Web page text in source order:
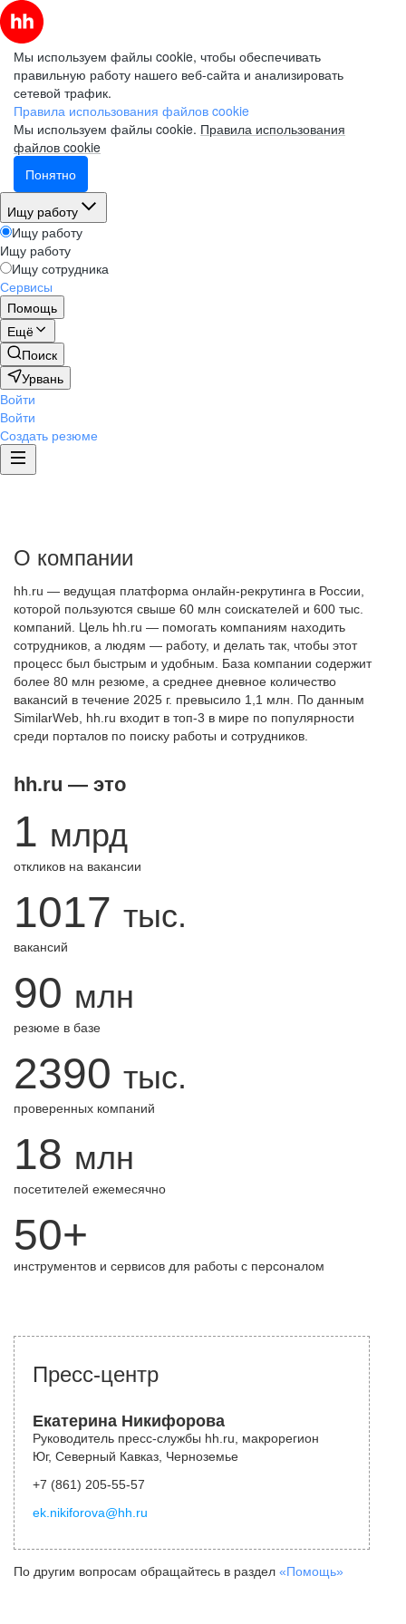
Мы используем файлы cookie, чтобы обеспечивать
правильную работу нашего веб-сайта и анализировать
сетевой трафик.
Правила использования файлов cookie
Мы используем файлы cookie. Правила использования
файлов cookie
Понятно
Ищу работу
Ищу работу
Ищу работу
Ищу сотрудника
Сервисы
Помощь
Ещё
Поиск
Урвань
Войти
Войти
Создать резюме
О компании
hh.ru — ведущая платформа онлайн-рекрутинга в России,
которой пользуются свыше 60 млн соискателей и 600 тыс.
компаний. Цель hh.ru — помогать компаниям находить
сотрудников, а людям — работу, и делать так, чтобы этот
процесс был быстрым и удобным. База компании содержит
более 80 млн резюме, а среднее дневное количество
вакансий в течение 2025 г. превысило 1,1 млн. По данным
SimilarWeb, hh.ru входит в топ-3 в мире по популярности
среди порталов по поиску работы и сотрудников.
hh.ru — это
1 млрд
откликов на вакансии
1017 тыс.
вакансий
90 млн
резюме в базе
2390 тыс.
проверенных компаний
18 млн
посетителей ежемесячно
50+
инструментов и сервисов для работы с персоналом
Пресс-центр
Екатерина Никифорова
Руководитель пресс-службы hh.ru, макрорегион
Юг, Северный Кавказ, Черноземье
+7 (861) 205-55-57
ek.nikiforova@hh.ru
По другим вопросам обращайтесь в раздел «Помощь»